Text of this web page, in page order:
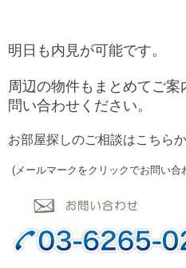
明日も内見が可能です。
周辺の物件もまとめてご
問い合わせください。
お部屋探しのご相談はこちら
(メールマークをクリックでお問い合